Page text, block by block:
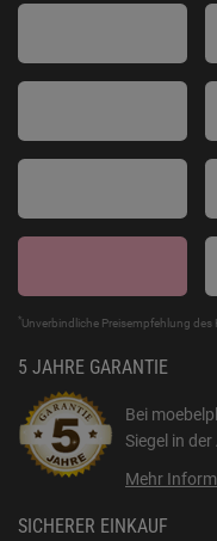
*Unverbindliche Preisempfehlung des
5 JAHRE GARANTIE
Bei
Siegel in
Mehr
SICHERER EINKAUF